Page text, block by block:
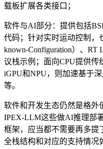
载板扩展各类接口；
软件与AI部分：提供包括
代码；针对实时运动控制，
known-Configuration）、RT
议栈示例；面向CPU提供传
iGPU和NPU，则加速基于
等。
软件和开发生态仍然是格外
IPEX-LLM这些做AI推理部
框架，应当都不需要再多提
全栈结构和对应的支持情况